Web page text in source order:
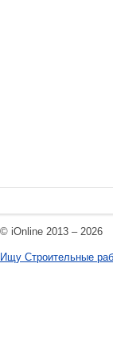
© iOnline 2013 – 2026
Ищу Строительные